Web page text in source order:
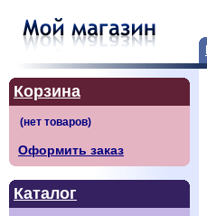
Корзина
Оформить заказ
Каталог